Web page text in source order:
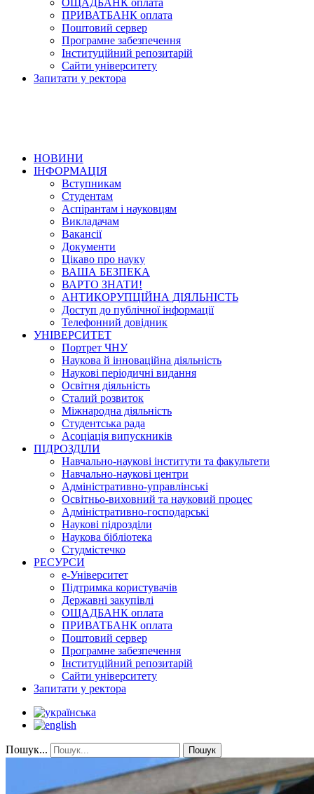
ПРИВАТБАНК оплата
Поштовий сервер
Програмне забезпечення
Інституційний репозитарій
Сайти університету
Запитати у ректора
НОВИНИ
ІНФОРМАЦІЯ
Вступникам
Студентам
Аспірантам і науковцям
Викладачам
Вакансії
Документи
Цікаво про науку
ВАША БЕЗПЕКА
ВАРТО ЗНАТИ!
АНТИКОРУПЦІЙНА ДІЯЛЬНІСТЬ
Доступ до публічної інформації
Телефонний довідник
УНІВЕРСИТЕТ
Портрет ЧНУ
Наукова й інноваційна діяльність
Наукові періодичні видання
Освітня діяльність
Сталий розвиток
Міжнародна діяльність
Студентська рада
Асоціація випускників
ПІДРОЗДІЛИ
Навчально-наукові інститути та факультети
Навчально-наукові центри
Адміністративно-управлінські
Освітньо-виховний та науковий процес
Адміністративно-господарські
Наукові підрозділи
Наукова бібліотека
Студмістечко
РЕСУРСИ
е-Університет
Підтримка користувачів
Державні закупівлі
ОЩАДБАНК оплата
ПРИВАТБАНК оплата
Поштовий сервер
Програмне забезпечення
Інституційний репозитарій
Сайти університету
Запитати у ректора
Пошук... Пошук